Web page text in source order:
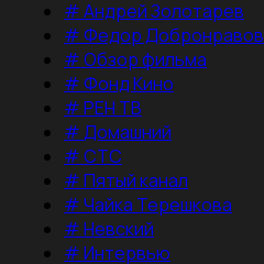
#Андрей Золотарев
#Федор Добронравов
#Обзор фильма
#Фонд Кино
#РЕН ТВ
#Домашний
#СТС
#Пятый канал
#Чайка Терешкова
#Невский
#Интервью